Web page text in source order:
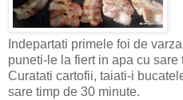
Indepartati primele foi de
puneti-le la fiert in apa cu sare
Curatati cartofii, taiati-i
sare timp de 30 minute.